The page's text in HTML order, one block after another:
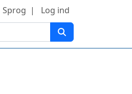
Sprog Log ind